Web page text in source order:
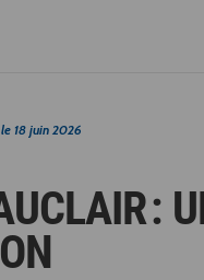
18 juin 2026
: